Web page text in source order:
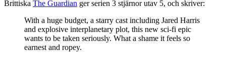
Brittiska The Guardian ger serien 3 stjärnor utav 5, och skriver:
With a huge budget, a starry cast including Jared Harris
and explosive interplanetary plot, this new sci-fi epic
wants to be taken seriously. What a shame it feels so
earnest and ropey.